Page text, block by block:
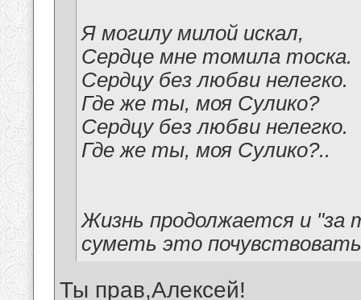
Я могилу милой искал,
Сердце мне томила тоска.
Сердцу без любви нелегко.
Где же ты, моя Сулико?
Сердцу без любви нелегко.
Где же ты, моя Сулико?..
Жизнь продолжается и "за
суметь это
Ты прав,Алексей!